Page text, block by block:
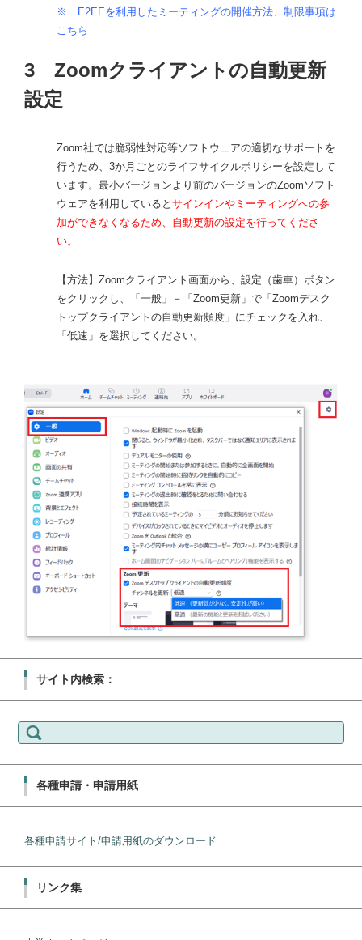
※
E2EEを利用したミーティングの開催方法、制限事項は
こちら
3 Zoomクライアントの自動更新
設定
Zoom社では脆弱性対応等ソフトウェアの適切なサポートを
行うため、3か月ごとのライフサイクルポリシーを設定して
います。最小バージョンより前のバージョンのZoomソフト
ウェアを利用していると サインインやミーティングへの参
加ができなくなるため、自動更新の設定を行ってくださ
い。
【方法】Zoomクライアント画面から、設定（歯車）ボタン
をクリックし、「一般」－「Zoom更新」で「Zoomデスク
トップクライアントの自動更新頻度」にチェックを入れ、
「低速」を選択してください。
サイト内検索：
索:
各種申請・申請用紙
各種申請サイト/申請用紙のダウンロード
リンク集